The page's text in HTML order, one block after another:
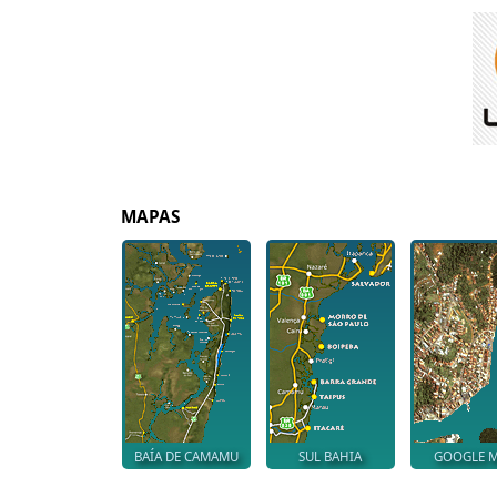
MAPAS
BAÍA DE CAMAMU SUL BAHIA GOOGLE